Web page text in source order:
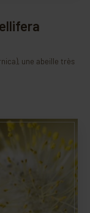
une abeille très